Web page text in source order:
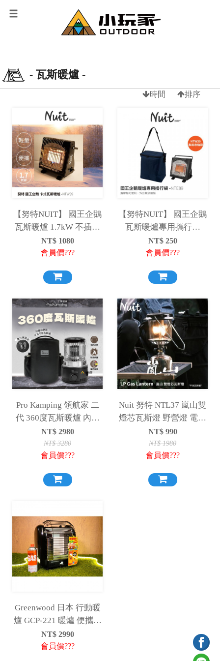
- 瓦斯暖爐 -
時間 排序
【努特NUIT】 國王企鵝
瓦斯暖爐 1.7kW 不插電
便攜式 攜帶式 電子點火
取暖烤爐 NTW39
NT$ 1080
會員價???
【努特NUIT】 國王企鵝
瓦斯暖爐專用攜行袋
NTW39專用 保護收納袋
裝備袋 工具袋 防塵袋 攜
NT$ 250
會員價???
Pro Kamping 領航家 二
代 360度瓦斯暖爐 內含
收納袋 暖爐 瓦斯暖爐 保
暖
NT$ 2980
NT$3280
會員價???
Nuit 努特 NTL37 嵐山雙
燈芯瓦斯燈 野營燈 電子
點火 露營燈 雙燈心
NT$ 990
NT$1980
會員價???
Greenwood 日本 行動暖
爐 GCP-221 暖爐 便攜式
攜帶式
NT$ 2990
會員價???